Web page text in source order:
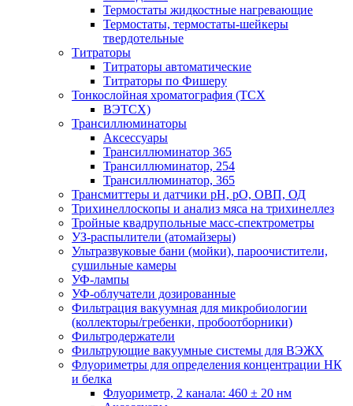
Термостаты жидкостные нагревающие
Термостаты, термостаты-шейкеры
твердотельные
Титраторы
Титраторы автоматические
Титраторы по Фишеру
Тонкослойная хроматография (ТСХ
ВЭТСХ)
Трансиллюминаторы
Аксессуары
Трансиллюминатор 365
Трансиллюминатор, 254
Трансиллюминатор, 365
Трансмиттеры и датчики рН, рО, ОВП, ОД
Трихинеллоскопы и анализ мяса на трихинеллез
Тройные квадрупольные масс-спектрометры
УЗ-распылители (атомайзеры)
Ультразвуковые бани (мойки), пароочистители,
сушильные камеры
УФ-лампы
УФ-облучатели дозированные
Фильтрация вакуумная для микробиологии
(коллекторы/гребенки, пробоотборники)
Фильтродержатели
Фильтрующие вакуумные системы для ВЭЖХ
Флуориметры для определения концентрации НК
и белка
Флуориметр, 2 канала: 460 ± 20 нм